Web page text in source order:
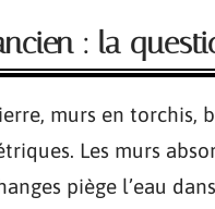
: la
murs en torchis,
Les murs
piège l’eau